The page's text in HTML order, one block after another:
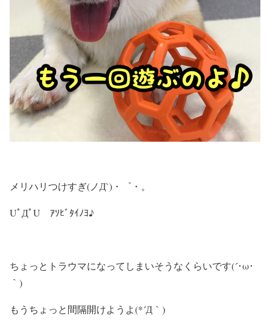
メリハリつけすぎ(ノД`)・゜・。
UﾟДﾟU ｱｿﾋﾞﾀｲﾉﾖ♪
ちょっとトラウマになってしまいそうなくらいです(´･ω･
｀)
もうちょっと間隔開けようよ(*´Д｀)